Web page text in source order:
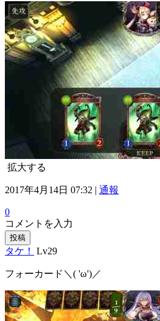
拡大する
2017年4月14日 07:32 | 通報
0
コメントを入力
投稿
タケ！ Lv29
フォーカード＼( 'ω')／